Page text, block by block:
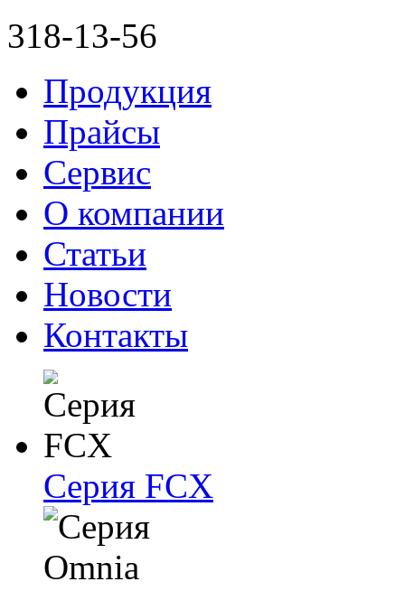
318-13-56
Продукция
Прайсы
Сервис
О компании
Статьи
Новости
Контакты
Серия FCX